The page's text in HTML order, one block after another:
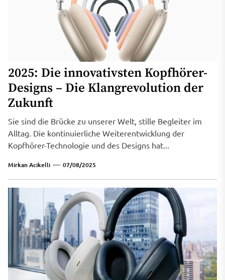
2025: Die innovativsten Kopfhörer-
Designs – Die Klangrevolution der
Zukunft
Sie sind die Brücke zu unserer Welt, stille Begleiter im
Alltag. Die kontinuierliche Weiterentwicklung der
Kopfhörer-Technologie und des Designs hat...
Mirkan Acikelli 07/08/2025